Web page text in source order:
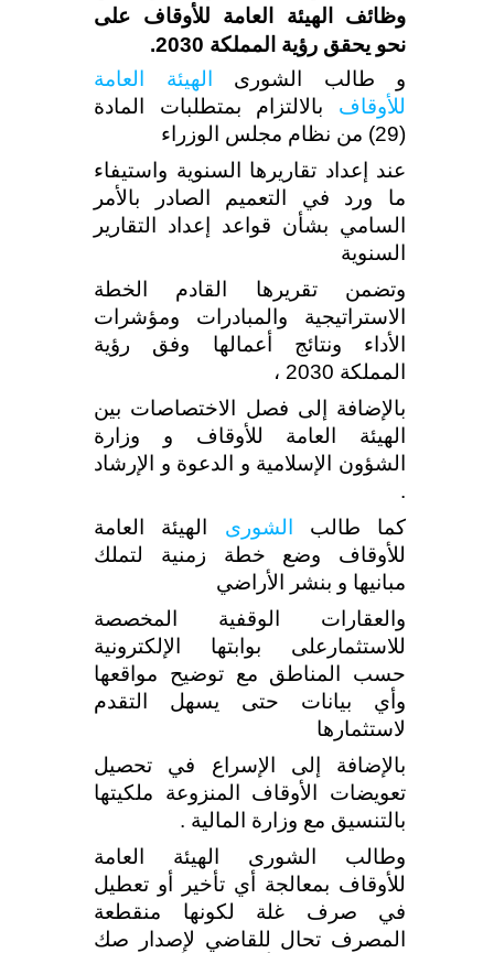
وظائف الهيئة العامة للأوقاف على
نحو يحقق رؤية المملكة 2030.
و طالب الشورى الهيئة العامة
للأوقاف بالالتزام بمتطلبات المادة
(29) من نظام مجلس الوزراء
عند إعداد تقاريرها السنوية واستيفاء
ما ورد في التعميم الصادر بالأمر
السامي بشأن قواعد إعداد التقارير
السنوية
وتضمن تقريرها القادم الخطة
الاستراتيجية والمبادرات ومؤشرات
الأداء ونتائج أعمالها وفق رؤية
المملكة 2030 ،
بالإضافة إلى فصل الاختصاصات بين
الهيئة العامة للأوقاف و وزارة
الشؤون الإسلامية و الدعوة و الإرشاد
.
كما طالب الشورى الهيئة العامة
للأوقاف وضع خطة زمنية لتملك
مبانيها و بنشر الأراضي
والعقارات الوقفية المخصصة
للاستثمارعلى بوابتها الإلكترونية
حسب المناطق مع توضيح مواقعها
وأي بيانات حتى يسهل التقدم
لاستثمارها
بالإضافة إلى الإسراع في تحصيل
تعويضات الأوقاف المنزوعة ملكيتها
بالتنسيق مع وزارة المالية .
وطالب الشورى الهيئة العامة
للأوقاف بمعالجة أي تأخير أو تعطيل
في صرف غلة لكونها منقطعة
المصرف تحال للقاضي لإصدار صك